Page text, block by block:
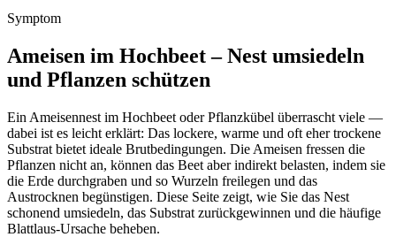
Symptom
Ameisen im Hochbeet – Nest umsiedeln
und Pflanzen schützen
Ein Ameisennest im Hochbeet oder Pflanzkübel überrascht viele —
dabei ist es leicht erklärt: Das lockere, warme und oft eher trockene
Substrat bietet ideale Brutbedingungen. Die Ameisen fressen die
Pflanzen nicht an, können das Beet aber indirekt belasten, indem sie
die Erde durchgraben und so Wurzeln freilegen und das
Austrocknen begünstigen. Diese Seite zeigt, wie Sie das Nest
schonend umsiedeln, das Substrat zurückgewinnen und die häufige
Blattlaus-Ursache beheben.